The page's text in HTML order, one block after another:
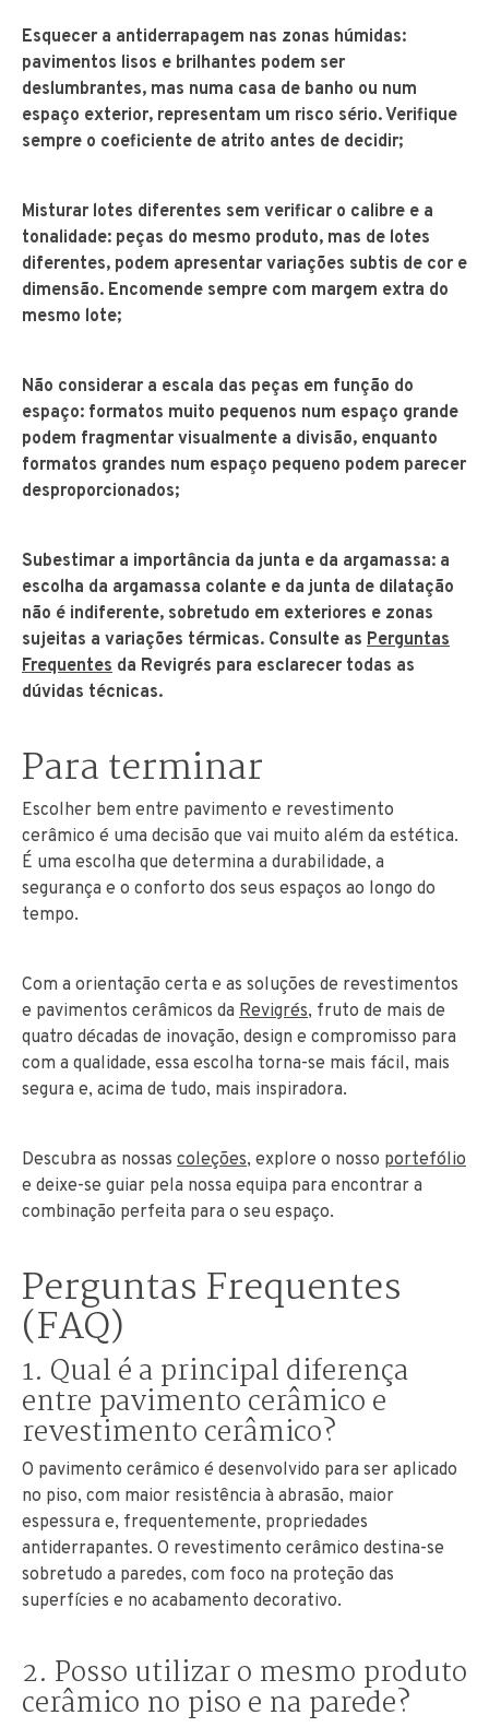
Esquecer a antiderrapagem nas zonas húmidas:
pavimentos lisos e brilhantes podem ser
deslumbrantes, mas numa casa de banho ou num
espaço exterior, representam um risco sério. Verifique
sempre o coeficiente de atrito antes de decidir;
Misturar lotes diferentes sem verificar o calibre e a
tonalidade: peças do mesmo produto, mas de lotes
diferentes, podem apresentar variações subtis de cor e
dimensão. Encomende sempre com margem extra do
mesmo lote;
Não considerar a escala das peças em função do
espaço: formatos muito pequenos num espaço grande
podem fragmentar visualmente a divisão, enquanto
formatos grandes num espaço pequeno podem parecer
desproporcionados;
Subestimar a importância da junta e da argamassa: a
escolha da argamassa colante e da junta de dilatação
não é indiferente, sobretudo em exteriores e zonas
sujeitas a variações térmicas. Consulte as Perguntas
Frequentes da Revigrés para esclarecer todas as
dúvidas técnicas.
Para terminar
Escolher bem entre pavimento e revestimento
cerâmico é uma decisão que vai muito além da estética.
É uma escolha que determina a durabilidade, a
segurança e o conforto dos seus espaços ao longo do
tempo.
Com a orientação certa e as soluções de revestimentos
e pavimentos cerâmicos da Revigrés, fruto de mais de
quatro décadas de inovação, design e compromisso para
com a qualidade, essa escolha torna-se mais fácil, mais
segura e, acima de tudo, mais inspiradora.
Descubra as nossas coleções, explore o nosso portefólio
e deixe-se guiar pela nossa equipa para encontrar a
combinação perfeita para o seu espaço.
Perguntas Frequentes
(FAQ)
1. Qual é a principal diferença
entre pavimento cerâmico e
revestimento cerâmico?
O pavimento cerâmico é desenvolvido para ser aplicado
no piso, com maior resistência à abrasão, maior
espessura e, frequentemente, propriedades
antiderrapantes. O revestimento cerâmico destina-se
sobretudo a paredes, com foco na proteção das
superfícies e no acabamento decorativo.
2. Posso utilizar o mesmo produto
cerâmico no piso e na parede?